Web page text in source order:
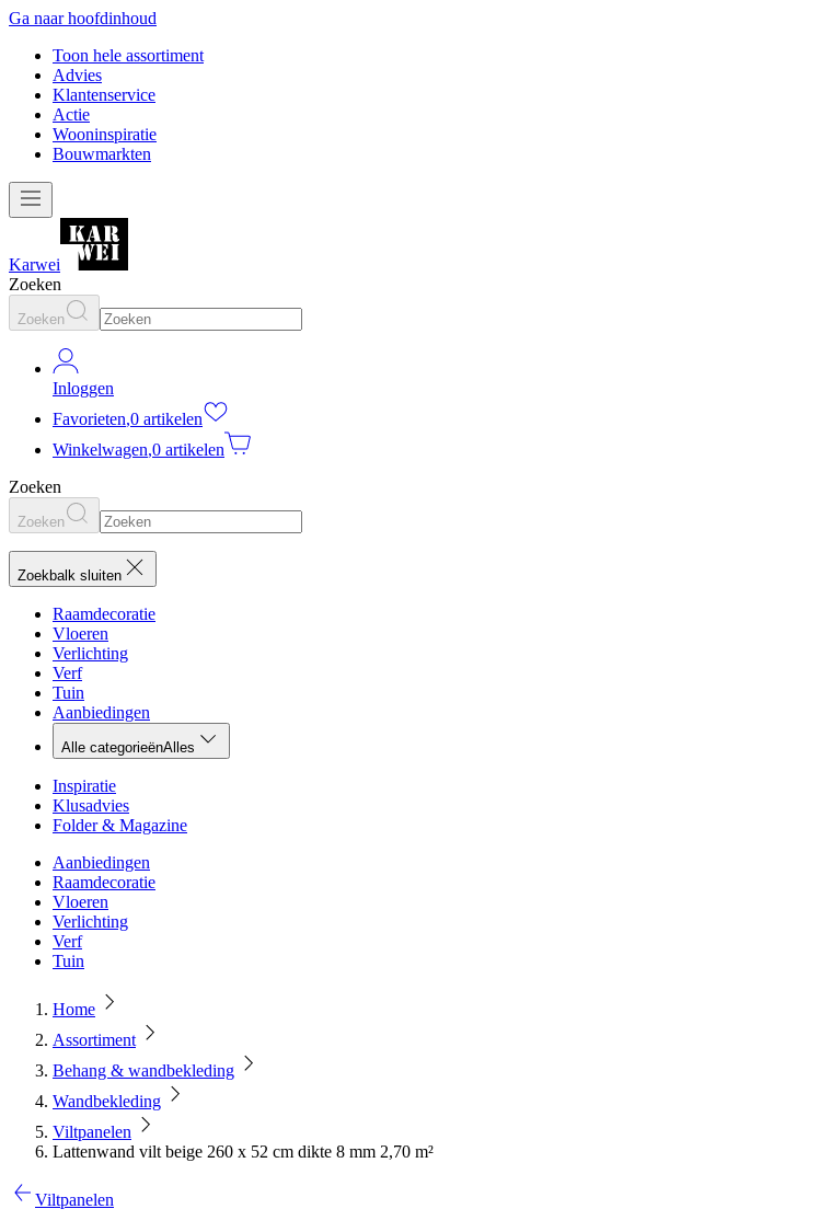
Ga naar hoofdinhoud
Toon hele assortiment
Advies
Klantenservice
Actie
Wooninspiratie
Bouwmarkten
Karwei
Zoeken
Zoeken
Inloggen
Favorieten,0 artikelen
Winkelwagen,0 artikelen
Zoeken
Zoeken
Zoekbalk sluiten
Raamdecoratie
Vloeren
Verlichting
Verf
Tuin
Aanbiedingen
Alle categorieënAlles
Inspiratie
Klusadvies
Folder & Magazine
Aanbiedingen
Raamdecoratie
Vloeren
Verlichting
Verf
Tuin
Home
Assortiment
Behang & wandbekleding
Wandbekleding
Viltpanelen
Lattenwand vilt beige 260 x 52 cm dikte 8 mm 2,70 m²
Viltpanelen